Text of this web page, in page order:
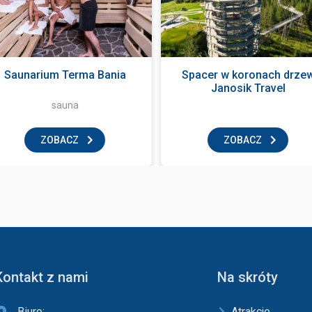
Saunarium Terma Bania
sauna
ZOBACZ
Spacer w koronach
Janosik Travel
ZOBACZ
z nami Na skróty